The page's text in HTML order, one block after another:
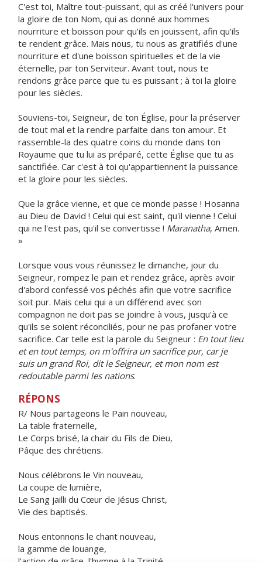
C'est toi, Maître tout-puissant, qui as créé l'univers pour
la gloire de ton Nom, qui as donné aux hommes
nourriture et boisson pour qu'ils en jouissent, afin qu'ils
te rendent grâce. Mais nous, tu nous as gratifiés d'une
nourriture et d'une boisson spirituelles et de la vie
éternelle, par ton Serviteur. Avant tout, nous te
rendons grâce parce que tu es puissant ; à toi la gloire
pour les siècles.
Souviens-toi, Seigneur, de ton Église, pour la préserver
de tout mal et la rendre parfaite dans ton amour. Et
rassemble-la des quatre coins du monde dans ton
Royaume que tu lui as préparé, cette Église que tu as
sanctifiée. Car c'est à toi qu'appartiennent la puissance
et la gloire pour les siècles.
Que la grâce vienne, et que ce monde passe ! Hosanna
au Dieu de David ! Celui qui est saint, qu'il vienne ! Celui
qui ne l'est pas, qu'il se convertisse ! Maranatha, Amen.
»
Lorsque vous vous réunissez le dimanche, jour du
Seigneur, rompez le pain et rendez grâce, après avoir
d'abord confessé vos péchés afin que votre sacrifice
soit pur. Mais celui qui a un différend avec son
compagnon ne doit pas se joindre à vous, jusqu'à ce
qu'ils se soient réconciliés, pour ne pas profaner votre
sacrifice. Car telle est la parole du Seigneur : En tout lieu
et en tout temps, on m'offrira un sacrifice pur, car je
suis un grand Roi, dit le Seigneur, et mon nom est
redoutable parmi les nations.
RÉPONS
R/ Nous partageons le Pain nouveau,
La table fraternelle,
Le Corps brisé, la chair du Fils de Dieu,
Pâque des chrétiens.
Nous célébrons le Vin nouveau,
La coupe de lumière,
Le Sang jailli du Cœur de Jésus Christ,
Vie des baptisés.
Nous entonnons le chant nouveau,
la gamme de louange,